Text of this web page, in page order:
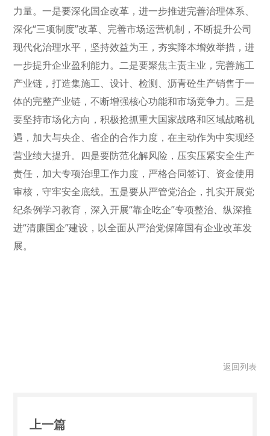
力量。一是要深化国企改革，进一步推进完善治理体系、
深化“三项制度”改革、完善市场运营机制，不断提升公司
现代化治理水平，坚持效益为王，夯实降本增效举措，进
一步提升企业盈利能力。二是要聚焦主责主业，完善施工
产业链，打造集施工、设计、检测、沥青砼生产销售于一
体的完整产业链，不断增强核心功能和市场竞争力。三是
要坚持市场化方向，积极抢抓重大国家战略和区域战略机
遇，加大与央企、省企的合作力度，在主动作为中实现经
营业绩大提升。四是要防范化解风险，压实压紧安全生产
责任，加大专项治理工作力度，严格合同签订、资金使用
审核，守牢安全底线。五是要从严管党治企，扎实开展党
纪条例学习教育，深入开展“靠企吃企”专项整治、纵深推
进“清廉国企”建设，以全面从严治党保障国有企业改革发
展。
返回列表
上一篇